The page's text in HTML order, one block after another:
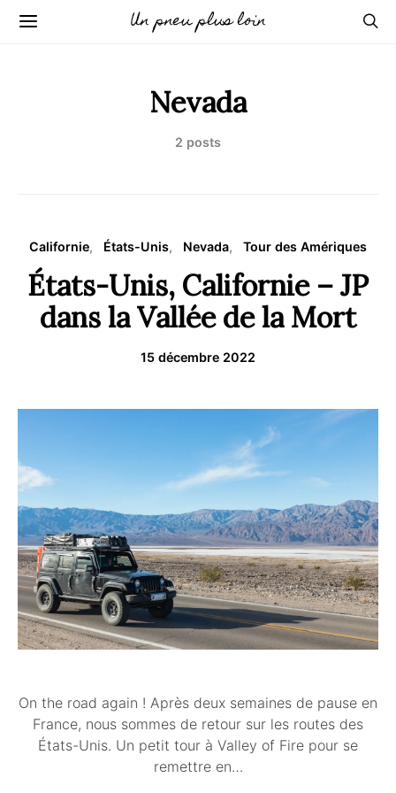
Un pneu plus loin
Nevada
2 posts
Californie États-Unis Nevada Tour des Amériques
États-Unis, Californie – JP
dans la Vallée de la Mort
15 décembre 2022
On the road again ! Après deux semaines de pause en
France, nous sommes de retour sur les routes des
États-Unis. Un petit tour à Valley of Fire pour se
remettre en…